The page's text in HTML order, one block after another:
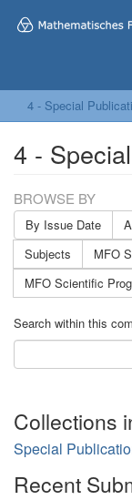
4 - Special
4 -
BROWSE BY
By Issue Date
Subjects
MFO
MFO Scientific
Search within this
Collections
Special
Recent